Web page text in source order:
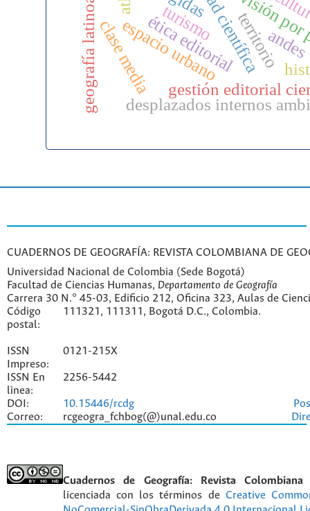
ética editorial
gestión editorial
revisión
territorio
turismo
espacio urbano
clase media
desplazados internos
andes
CUADERNOS DE GEOGRAFÍA: REVISTA COLOMBIANA DE
Universidad Nacional de Colombia (Sede Bogotá)
Facultad de Ciencias Humanas, Departamento de Geografía
Carrera 30 N.° 45-03, Edificio 212, Oficina 323, Aulas de
Código
postal:
111321, 111311, Bogotá D.C., Colombia.
ISSN
Impreso:
0121-215X
ISSN En
lìnea:
2256-5442
DOI: 10.15446/rcdg
Correo:
rcgeogra_fchbog(@)unal.edu.co
Cuadernos de Geografía: Revista Colombiana
licenciada con los términos de Creative